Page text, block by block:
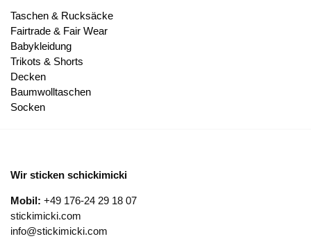
Taschen & Rucksäcke
Fairtrade & Fair Wear
Babykleidung
Trikots & Shorts
Decken
Baumwolltaschen
Socken
Wir sticken schickimicki
Mobil: +49 176-24 29 18 07
stickimicki.com
info@stickimicki.com